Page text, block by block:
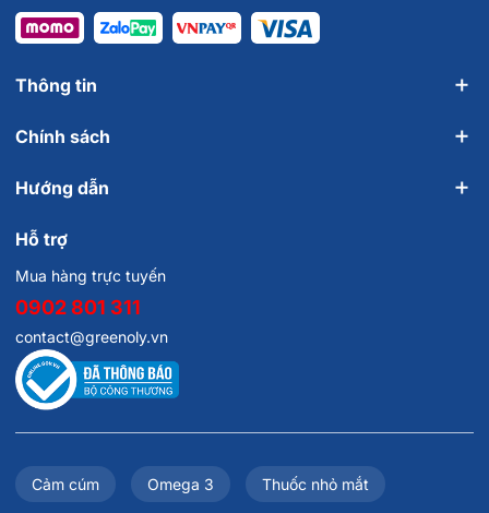
Thông tin
Chính sách
Hướng dẫn
Hỗ trợ
Mua hàng trực tuyến
0902 801 311
contact@greenoly.vn
Cảm cúm Omega 3 Thuốc nhỏ mắt